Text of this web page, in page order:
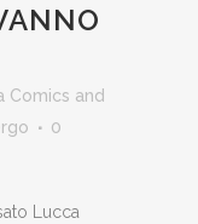
Comics and
0
Lucca